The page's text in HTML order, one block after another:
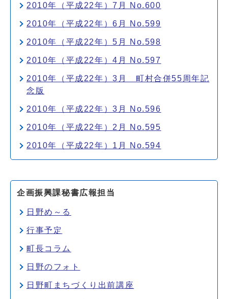
2010年（平成22年）7月 No.600
2010年（平成22年）6月 No.599
2010年（平成22年）5月 No.598
2010年（平成22年）4月 No.597
2010年（平成22年）3月 町村合併55周年記
念版
2010年（平成22年）3月 No.596
2010年（平成22年）2月 No.595
2010年（平成22年）1月 No.594
企画振興課秘書広報担当
日野め～る
行事予定
町長コラム
日野のフォト
日野町まちづくり出前講座